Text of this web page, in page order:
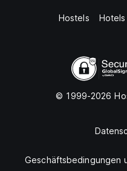
Hostels Hotels
© 1999-2026
Geschäftsbedingungen